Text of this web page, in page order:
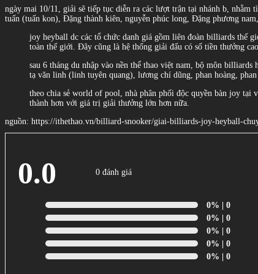
ngày mai 10/11, giải sẽ tiếp tục diễn ra các lượt trận tại nhánh b,
tuấn (tuấn kon), Đặng thành kiên, nguyễn phúc long, Đặng phương
joy heyball dc các tổ chức danh giá gồm liên đoàn billiards thế
toàn thế giới. Đây cũng là hệ thống giải đấu có số tiền thưởng
sau 6 tháng du nhập vào nền thể thao việt nam, bộ môn
tạ văn linh (linh tuyên quang), lương chí dũng, phan hoàng,
theo chia sẻ world of pool, nhà phân phối độc quyền bàn joy
thành hơn với giá trị giải thưởng lớn hơn nữa.
nguồn: https://ithethao.vn/billiard-snooker/giai-billiards-joy-heyball-
0.0 0 đánh giá
0% | 0
0% | 0
0% | 0
0% | 0
0% | 0